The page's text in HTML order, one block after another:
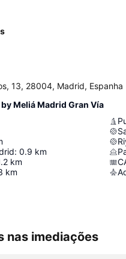
13, 28004, Madrid, Espanha
Meliá Madrid Gran Vía
: 0.9 km
km
km
nas imediações